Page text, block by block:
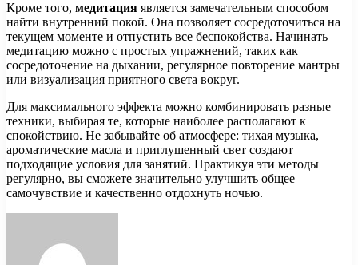
Кроме того, медитация является замечательным способом
найти внутренний покой. Она позволяет сосредоточиться на
текущем моменте и отпустить все беспокойства. Начинать
медитацию можно с простых упражнений, таких как
сосредоточение на дыхании, регулярное повторение мантры
или визуализация приятного света вокруг.
Для максимального эффекта можно комбинировать разные
техники, выбирая те, которые наиболее располагают к
спокойствию. Не забывайте об атмосфере: тихая музыка,
ароматические масла и приглушенный свет создают
подходящие условия для занятий. Практикуя эти методы
регулярно, вы сможете значительно улучшить общее
самочувствие и качественно отдохнуть ночью.